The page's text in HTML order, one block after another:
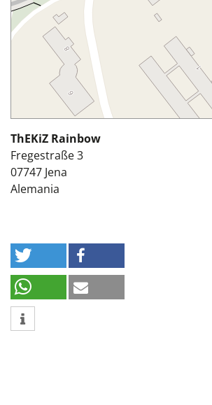
ThEKiZ Rainbow
Fregestraße 3
07747 Jena
Alemania